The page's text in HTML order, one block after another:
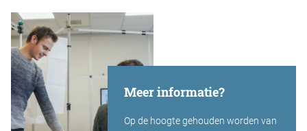
Meer informatie?
Op de hoogte gehouden worden van